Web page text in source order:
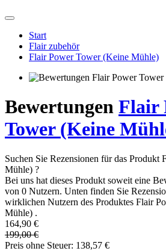
Start
Flair zubehör
Flair Power Tower (Keine Mühle)
Bewertungen Flair
Tower (Keine
Suchen Sie Rezensionen für das
Mühle) ?
Bei uns hat dieses Produkt soweit eine
von 0 Nutzern. Unten finden Sie
wirklichen Nutzern des Produktes Flair
Mühle) .
164,90 €
199,00 €
Preis ohne Steuer: 138,57 €